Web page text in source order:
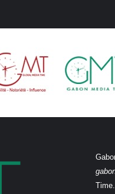
Time.